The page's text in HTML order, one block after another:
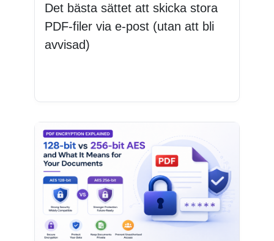
Det bästa sättet att skicka stora
PDF-filer via e-post (utan att bli
avvisad)